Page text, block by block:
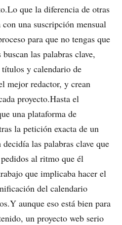
que la diferencia de otras
una suscripción mensual
para que no tengas que
las palabras clave,
y calendario de
mejor redactor, y crean
proyecto.Hasta el
una plataforma de
la petición exacta de un
las palabras clave que
al ritmo que él
que implicaba hacer el
del calendario
aunque eso está bien para
un proyecto web serio